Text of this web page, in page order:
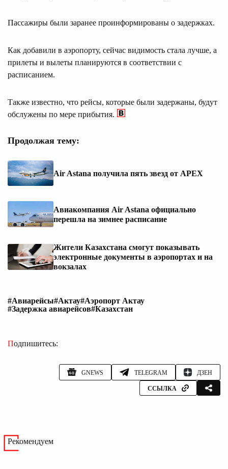
Пассажиры были заранее проинформированы о задержках.
Как добавили в аэропорту, сейчас видимость стала лучше, а
прилеты и вылеты планируются в соответствии с
расписанием.
Также известно, что рейсы, которые были задержаны, будут
обслужены по мере прибытия.
Продолжая тему:
Air Astana получила пять звезд от APEX
Авиакомпания Air Astana официально
перешла на зимнее расписание
Жители Казахстана смогут показывать
электронные документы в аэропортах и на
вокзалах
#Авиарейсы#Актау#Аэропорт Актау
#Задержка авиарейсов#Казахстан
Подпишитесь:
GNEWS TELEGRAM ДЗЕН
ССЫЛКА
Рекомендуем